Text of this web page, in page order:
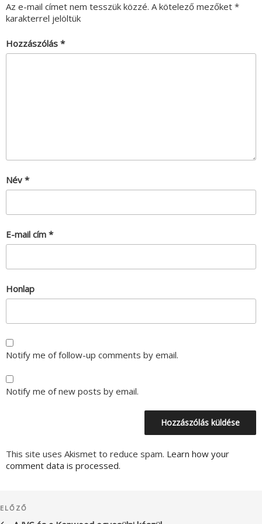
Az e-mail címet nem tesszük közzé. A kötelező mezőket *
karakterrel jelöltük
Hozzászólás *
Név *
E-mail cím *
Honlap
Notify me of follow-up comments by email.
Notify me of new posts by email.
This site uses Akismet to reduce spam. Learn how your
comment data is processed.
navigáció
Korábbi
bejegyzés
ELŐZŐ